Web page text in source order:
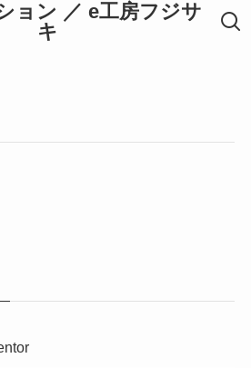
ョン ／ e工房フジサ
キ